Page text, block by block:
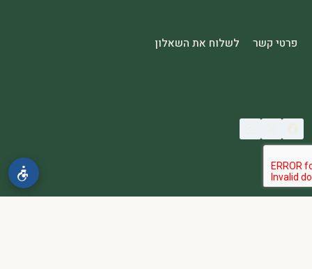
פרטי קשר לשלוח את השאלון
© 2026 spa2000